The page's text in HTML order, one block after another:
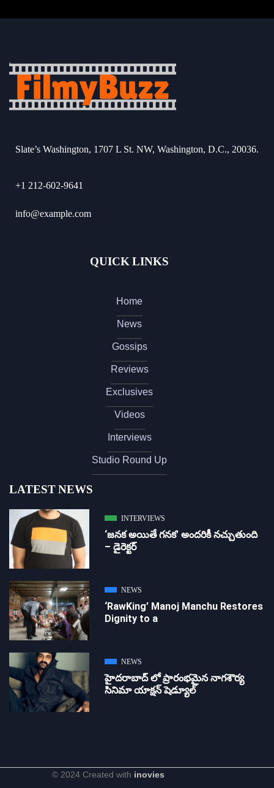
Slate’s Washington, 1707 L St. NW, Washington, D.C., 20036.
+1 212-602-9641
info@example.com
QUICK LINKS
Home
News
Gossips
Reviews
Exclusives
Videos
Interviews
Studio Round Up
LATEST NEWS
INTERVIEWS
‘జ‌న‌క అయితే గ‌న‌క‌’ అందరికీ నచ్చుతుంది
– డైరెక్ట‌ర్
NEWS
‘RawKing’ Manoj Manchu Restores
Dignity to a
NEWS
హైదరాబాద్ లో ప్రారంభమైన నాగశౌర్య
సినిమా యాక్షన్ షెడ్యూల్
© 2024 Created with inovies